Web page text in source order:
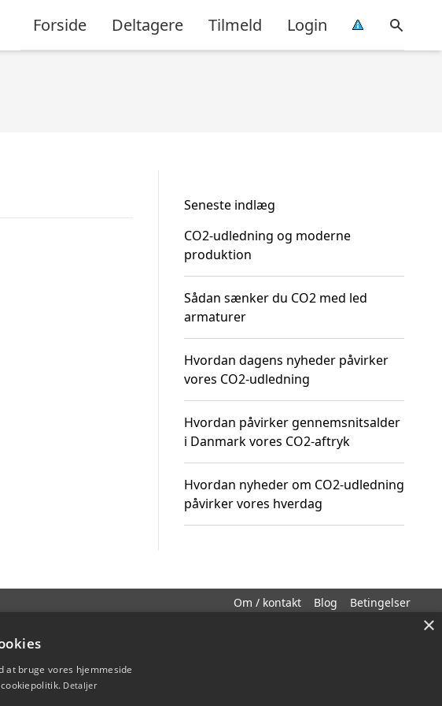
Forside Deltagere Tilmeld Login
Seneste indlæg
CO2-udledning og moderne
produktion
Sådan sænker du CO2 med led
armaturer
Hvordan dagens nyheder påvirker
vores CO2-udledning
Hvordan påvirker gennemsnitsalder
i Danmark vores CO2-aftryk
Hvordan nyheder om CO2-udledning
påvirker vores hverdag
Om / kontakt Blog Betingelser
×
at bruge vores hjemmeside
Detaljer